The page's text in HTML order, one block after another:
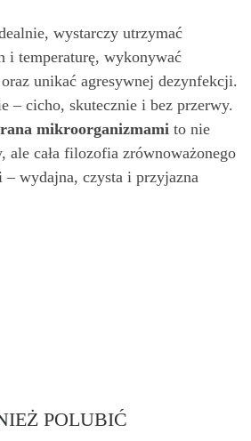
wystarczy utrzymać
i temperaturę, wykonywać
unikać agresywnej dezynfekcji.
– cicho, skutecznie i bez przerwy.
mikroorganizmami to nie
ale cała filozofia zrównoważonego
– wydajna, czysta i przyjazna
POLUBIĆ